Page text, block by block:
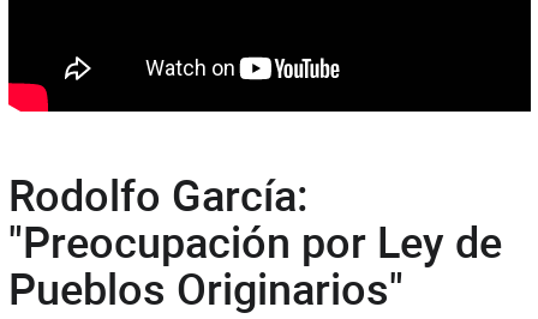
Rodolfo García:
"Preocupación por Ley de
Pueblos Originarios"